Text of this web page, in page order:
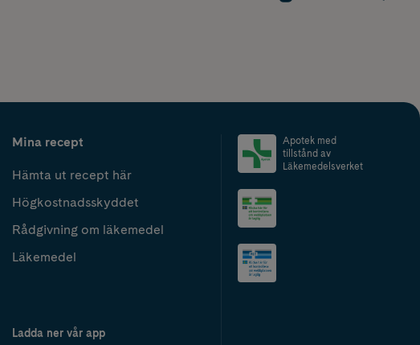
Mina recept
Hämta ut recept här
Högkostnadsskyddet
Rådgivning om läkemedel
Läkemedel
Ladda ner vår app
Apotek med
tillstånd av
Läkemedelsverket